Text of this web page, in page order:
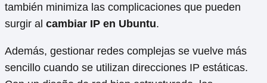
también minimiza las complicaciones que pueden
surgir al cambiar IP en Ubuntu.
Además, gestionar redes complejas se vuelve más
sencillo cuando se utilizan direcciones IP estáticas.